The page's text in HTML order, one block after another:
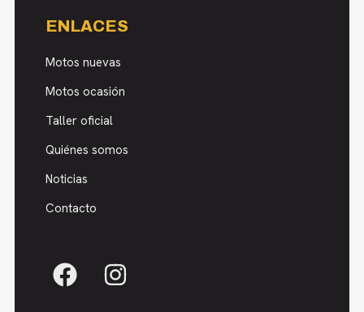
ENLACES
Motos nuevas
Motos ocasión
Taller oficial
Quiénes somos
Noticias
Contacto